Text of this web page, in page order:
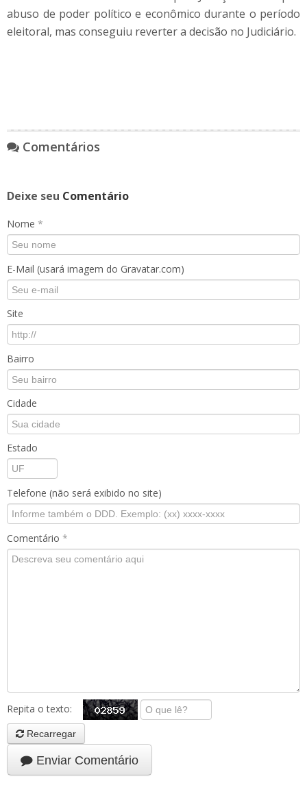
abuso de poder político e econômico durante o período
eleitoral, mas conseguiu reverter a decisão no Judiciário.
Comentários
Deixe seu Comentário
Nome *
E-Mail (usará imagem do Gravatar.com)
Site
Bairro
Cidade
Estado
Telefone (não será exibido no site)
Comentário *
Repita o texto:
Recarregar
Enviar Comentário